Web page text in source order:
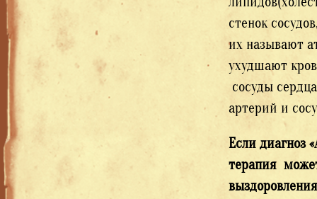
стенок
их называют
ухудшают
сосуды
артерий и
Если диагноз
терапия